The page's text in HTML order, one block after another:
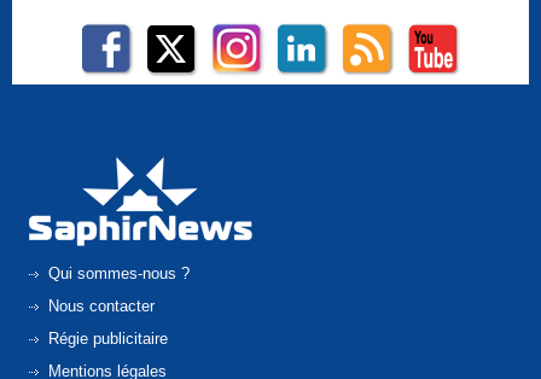
Qui sommes-nous ?
Nous contacter
Régie publicitaire
Mentions légales